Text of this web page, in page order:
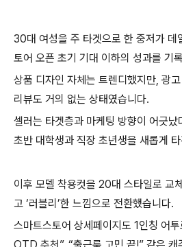
30대 여성을 주 타겟으로 한 중저가 데
토어 오픈 초기 기대 이하의 성과를 기
상품 디자인 자체는 트렌디했지만, 광
리뷰도 거의 없는 상태였습니다.
셀러는 타겟층과 마케팅 방향이 어긋
초반 대학생과 직장 초년생을 새롭게
이후 모델 착용컷을 20대 스타일로 교
고 ‘러블리’한 느낌으로 전환했습니다.
스마트스토어 상세페이지도 1인칭 어